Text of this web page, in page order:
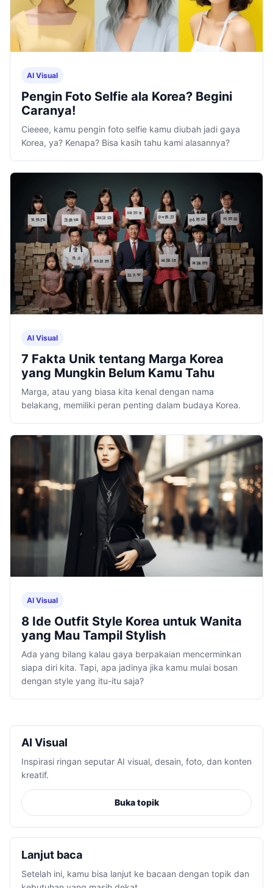
AI Visual
Pengin Foto Selfie ala Korea? Begini
Caranya!
Cieeee, kamu pengin foto selfie kamu diubah jadi gaya
Korea, ya? Kenapa? Bisa kasih tahu kami alasannya?
AI Visual
7 Fakta Unik tentang Marga Korea
yang Mungkin Belum Kamu Tahu
Marga, atau yang biasa kita kenal dengan nama
belakang, memiliki peran penting dalam budaya Korea.
AI Visual
8 Ide Outfit Style Korea untuk Wanita
yang Mau Tampil Stylish
Ada yang bilang kalau gaya berpakaian mencerminkan
siapa diri kita. Tapi, apa jadinya jika kamu mulai bosan
dengan style yang itu-itu saja?
AI Visual
Inspirasi ringan seputar AI visual, desain, foto, dan konten
kreatif.
Buka topik
Lanjut baca
Setelah ini, kamu bisa lanjut ke bacaan dengan topik dan